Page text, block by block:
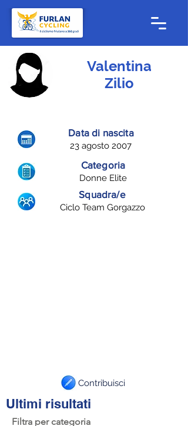
Valentina
Zilio
Data di nascita
23 agosto 2007
Categoria
Donne Elite
Squadra/e
Ciclo Team Gorgazzo
Contribuisci
Ultimi risultati
Filtra per categoria